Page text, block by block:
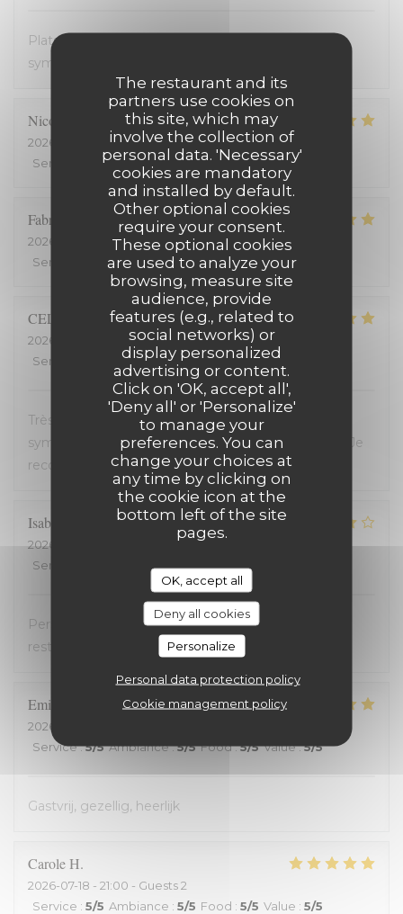
The restaurant and its
partners use cookies on
this site, which may
involve the collection of
personal data. 'Necessary'
cookies are mandatory
and installed by default.
Other optional cookies
require your consent.
These optional cookies
are used to analyze your
browsing, measure site
audience, provide
features (e.g., related to
social networks) or
display personalized
advertising or content.
Click on 'OK, accept all',
'Deny all' or 'Personalize'
to manage your
preferences. You can
change your choices at
any time by clicking on
the cookie icon at the
bottom left of the site
pages.
OK, accept all
Deny all cookies
Personalize
Personal data protection policy
Cookie management policy
Plats avec des produits frais. Très bon. Accueil très
sympathique. Service efficace. On en redemande !
Nicolas
2026-08-03
- 19:15 - Guests 2
Service
/5 Ambiance 5/5 Food: 5/5 Value:
Fabrice
2026-07-25
- 20:00 - Guests 2
Service
Ambiance: 5/5 Food : 5/5 Value:
CELINE
2026-07-23
- 19:45 - Guests 2
Service
Ambiance: 5/5 Food :5/5 Value
Très bon restaurant, service extrêmement
sympathique, coup de coeur pour le welsh revisité. Je
recommande !
Isabelle
2026-07-20
- 19:30 - Guests 2
Service
Ambiance:4/5 Food:4
Personnel très accueillant, très bons plats, carte
restreinte
Emilienne
2026-07-19
Service:5/5 Ambiance:5/5 Food:5/5 Value:5/5
Gastvrij, gezellig, heerlijk
CaroleH
2026-07-18 - 21:00 - Guests 2
Service : 5/5 Ambiance : 5/5 Food : 5/5 Value : 5/5